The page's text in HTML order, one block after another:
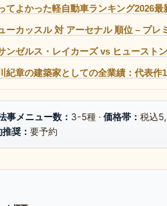
てよかった軽自動車ランキング2026
ーカッスル 対 アーセナル 順位 – プレ
ンゼルス・レイカーズ vs ヒュースト
紀章の建築家としての全業績：代表
事メニュー数： 3-5種 · 価格帯： 税込
奨： 要予約